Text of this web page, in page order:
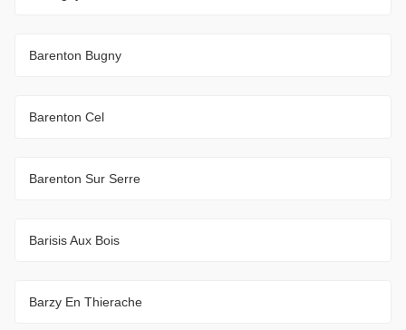
Barenton Bugny
Barenton Cel
Barenton Sur Serre
Barisis Aux Bois
Barzy En Thierache